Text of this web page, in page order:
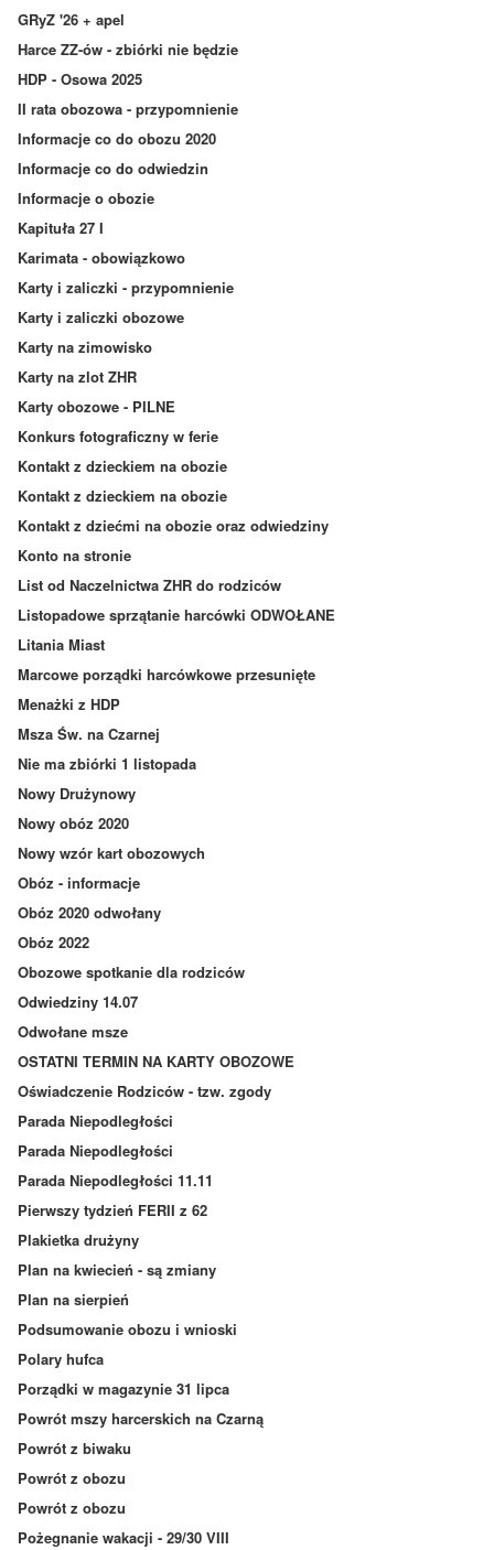
GRyZ '26 + apel
Harce ZZ-ów - zbiórki nie będzie
HDP - Osowa 2025
II rata obozowa - przypomnienie
Informacje co do obozu 2020
Informacje co do odwiedzin
Informacje o obozie
Kapituła 27 I
Karimata - obowiązkowo
Karty i zaliczki - przypomnienie
Karty i zaliczki obozowe
Karty na zimowisko
Karty na zlot ZHR
Karty obozowe - PILNE
Konkurs fotograficzny w ferie
Kontakt z dzieckiem na obozie
Kontakt z dzieckiem na obozie
Kontakt z dziećmi na obozie oraz odwiedziny
Konto na stronie
List od Naczelnictwa ZHR do rodziców
Listopadowe sprzątanie harcówki ODWOŁANE
Litania Miast
Marcowe porządki harcówkowe przesunięte
Menażki z HDP
Msza Św. na Czarnej
Nie ma zbiórki 1 listopada
Nowy Drużynowy
Nowy obóz 2020
Nowy wzór kart obozowych
Obóz - informacje
Obóz 2020 odwołany
Obóz 2022
Obozowe spotkanie dla rodziców
Odwiedziny 14.07
Odwołane msze
OSTATNI TERMIN NA KARTY OBOZOWE
Oświadczenie Rodziców - tzw. zgody
Parada Niepodległości
Parada Niepodległości
Parada Niepodległości 11.11
Pierwszy tydzień FERII z 62
Plakietka drużyny
Plan na kwiecień - są zmiany
Plan na sierpień
Podsumowanie obozu i wnioski
Polary hufca
Porządki w magazynie 31 lipca
Powrót mszy harcerskich na Czarną
Powrót z biwaku
Powrót z obozu
Powrót z obozu
Pożegnanie wakacji - 29/30 VIII